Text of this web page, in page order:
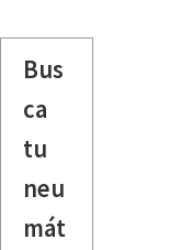
Bus
ca
tu
neu
mát